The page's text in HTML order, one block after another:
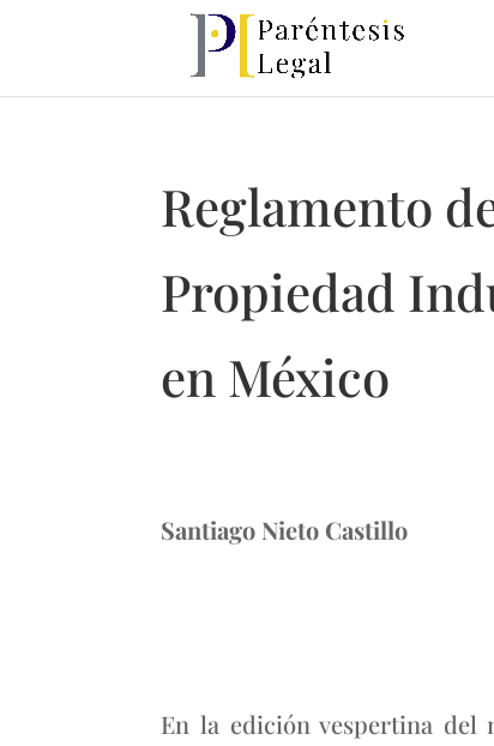
Reglamento
Propiedad
en México
Santiago Nieto Castillo
En la edición vespertina del